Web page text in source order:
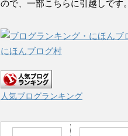
ので、一部こちらに引越しです。
にほんブログ村
人気ブログランキング